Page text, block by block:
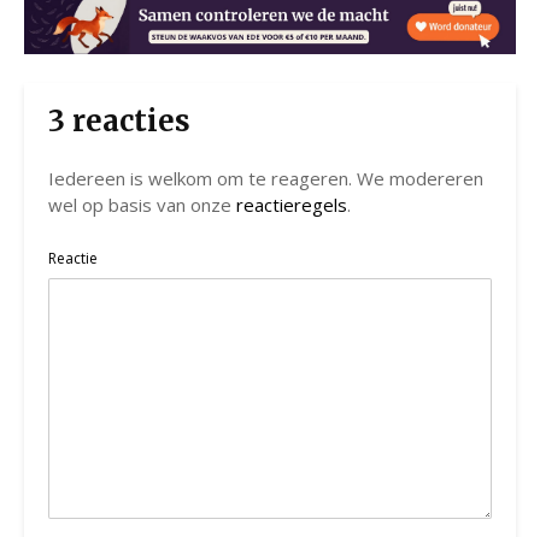
3 reacties
Iedereen is welkom om te reageren. We modereren
wel op basis van onze reactieregels.
Reactie